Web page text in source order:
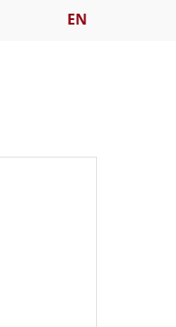
EN